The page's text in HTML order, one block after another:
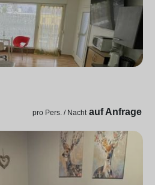
pro Pers. / Nacht auf Anfrage